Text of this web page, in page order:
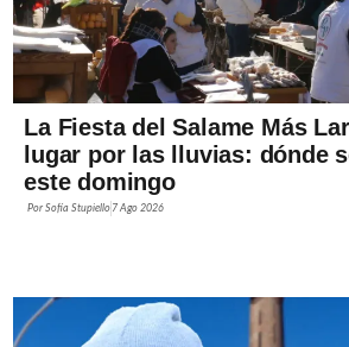
La Fiesta del Salame Más
lugar por las lluvias: dónde
este domingo
PorSofía Stupiello 7 Ago 2026